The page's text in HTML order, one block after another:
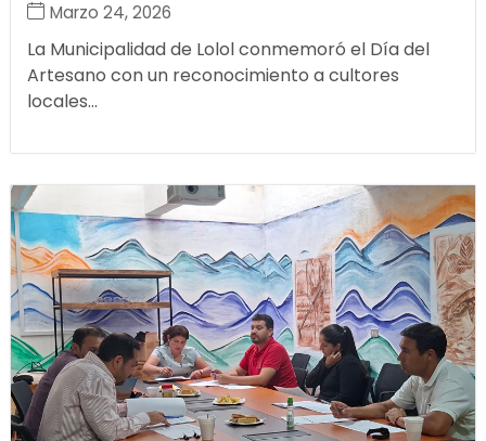
Marzo 24, 2026
La Municipalidad de Lolol conmemoró el Día del
Artesano con un reconocimiento a cultores
locales...